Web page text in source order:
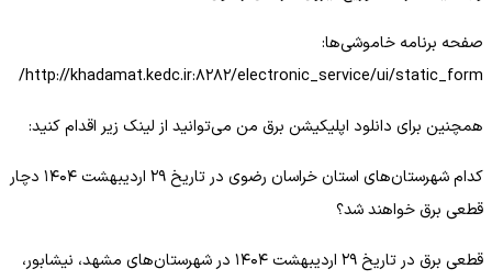
صفحه برنامه خاموشی‌ها:
http://khadamat.kedc.ir:۸۲۸۲/electronic_service/ui/static_form/
همچنین برای دانلود اپلیکیشن برق من می‌توانید از لینک زیر اقدام کنید:
کدام شهرستان‌های استان خراسان رضوی در تاریخ ۲۹ اردیبهشت ۱۴۰۴ دچار
قطعی برق خواهند شد؟
قطعی برق در تاریخ ۲۹ اردیبهشت ۱۴۰۴ در شهرستان‌های مشهد، نیشابور،